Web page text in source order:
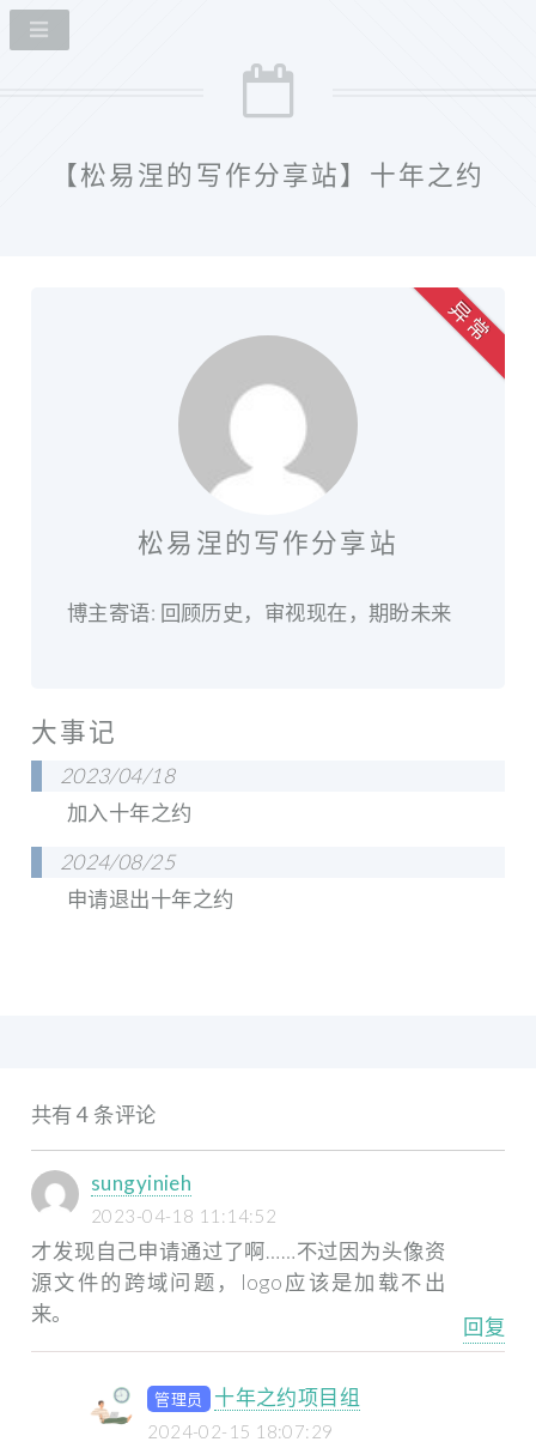
【松易涅的写作分享站】十年之约
松易涅的写作分享站
博主寄语: 回顾历史，审视现在，期盼未来
异 常
大事记
2023/04/18
加入十年之约
2024/08/25
申请退出十年之约
共有 4 条评论
sungyinieh
2023-04-18 11:14:52
才发现自己申请通过了啊……不过因为头像资
源文件的跨域问题，logo应该是加载不出
来。
回复
管理员 十年之约项目组
2024-02-15 18:07:29